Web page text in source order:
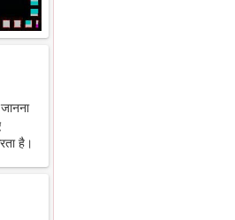
है।